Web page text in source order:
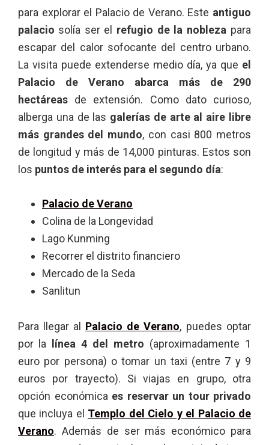
para explorar el Palacio de Verano. Este antiguo
palacio solía ser el refugio de la nobleza para
escapar del calor sofocante del centro urbano.
La visita puede extenderse medio día, ya que el
Palacio de Verano abarca más de 290
hectáreas de extensión. Como dato curioso,
alberga una de las galerías de arte al aire libre
más grandes del mundo, con casi 800 metros
de longitud y más de 14,000 pinturas. Estos son
los puntos de interés para el segundo día:
Palacio de Verano
Colina de la Longevidad
Lago Kunming
Recorrer el distrito financiero
Mercado de la Seda
Sanlitun
Para llegar al Palacio de Verano, puedes optar
por la línea 4 del metro (aproximadamente 1
euro por persona) o tomar un taxi (entre 7 y 9
euros por trayecto). Si viajas en grupo, otra
opción económica es reservar un tour privado
que incluya el Templo del Cielo y el Palacio de
Verano. Además de ser más económico para